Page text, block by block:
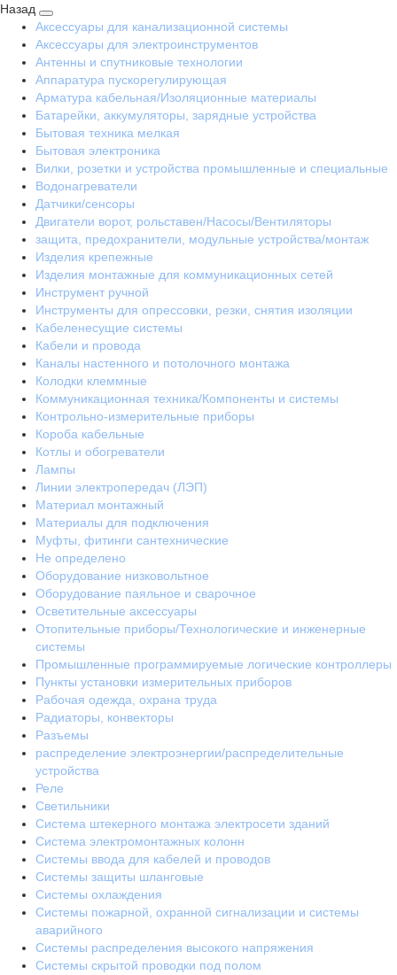
Назад
Аксессуары для канализационной системы
Аксессуары для электроинструментов
Антенны и спутниковые технологии
Аппаратура пускорегулирующая
Арматура кабельная/Изоляционные материалы
Батарейки, аккумуляторы, зарядные устройства
Бытовая техника мелкая
Бытовая электроника
Вилки, розетки и устройства промышленные и специальные
Водонагреватели
Датчики/сенсоры
Двигатели ворот, рольставен/Насосы/Вентиляторы
защита, предохранители, модульные устройства/монтаж
Изделия крепежные
Изделия монтажные для коммуникационных сетей
Инструмент ручной
Инструменты для опрессовки, резки, снятия изоляции
Кабеленесущие системы
Кабели и провода
Каналы настенного и потолочного монтажа
Колодки клеммные
Коммуникационная техника/Компоненты и системы
Контрольно-измерительные приборы
Короба кабельные
Котлы и обогреватели
Лампы
Линии электропередач (ЛЭП)
Материал монтажный
Материалы для подключения
Муфты, фитинги сантехнические
Не определено
Оборудование низковольтное
Оборудование паяльное и сварочное
Осветительные аксессуары
Отопительные приборы/Технологические и инженерные
системы
Промышленные программируемые логические контроллеры
Пункты установки измерительных приборов
Рабочая одежда, охрана труда
Радиаторы, конвекторы
Разъемы
распределение электроэнергии/распределительные
устройства
Реле
Светильники
Система штекерного монтажа электросети зданий
Система электромонтажных колонн
Системы ввода для кабелей и проводов
Системы защиты шланговые
Системы охлаждения
Системы пожарной, охранной сигнализации и системы
аварийного
Системы распределения высокого напряжения
Системы скрытой проводки под полом